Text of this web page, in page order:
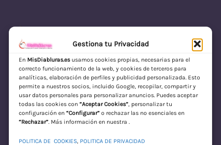
Gestiona tu Privacidad
En MisDiabluras.esusamos cookies propias, necesarias para el
correcto funcionamiento de la web, y cookies de terceros para
analíticas, elaboración de perfiles y publicidad personalizada. Esto
permite a nuestros socios, incluido Google, recopilar, compartir y
usar datos personales para personalizar anuncios. Puedes aceptar
todas las cookies con “Aceptar Cookies”, personalizar tu
configuración en “Configurar”o rechazar las no esenciales en
“Rechazar”. Más información en nuestra .
POLITICA DE COOKIES, POLITICA DE PRIVACIDAD
MisDiabluras | Sexshop Online con Envío
Discreto en España
Acceder